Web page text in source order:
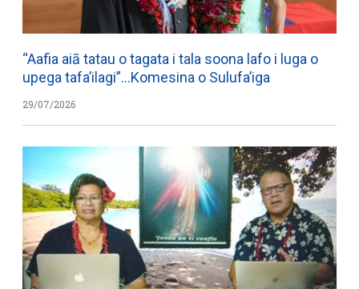
“Aafia aiā tatau o tagata i tala soona lafo i luga o
upega tafa’ilagi”…Komesina o Sulufa’iga
29/07/2026